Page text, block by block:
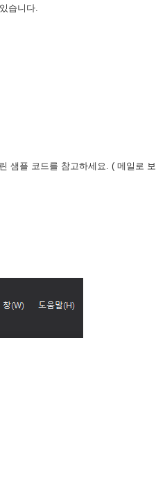
습니다.
샘플 코드를 참고하세요. ( 메일로